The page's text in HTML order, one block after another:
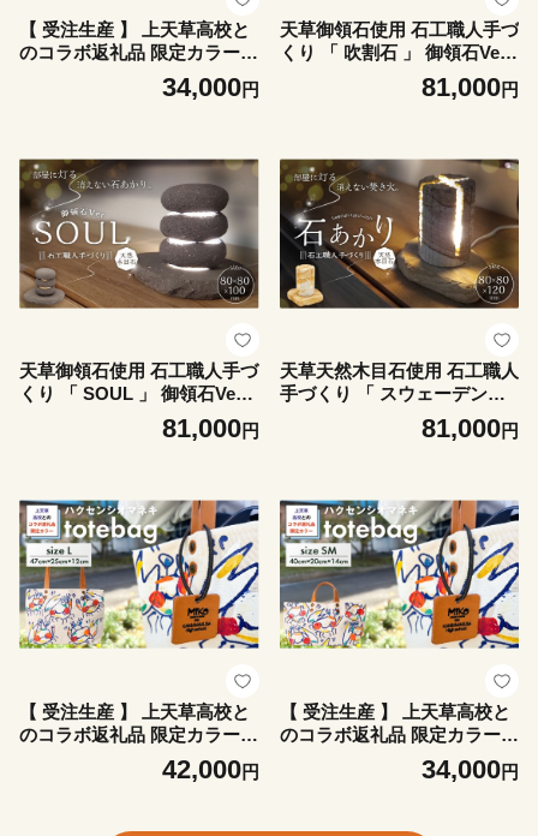
【 受注生産 】 上天草高校と
のコラボ返礼品 限定カラーハ
クセンシオマネキ totebagM
トートバッグ バッグ 鞄 上天
ァッション
34,000円
天草御領石使用 石工職人手づ
くり 「 吹割石 」 御領石Ver.
天草御領石 石 石職人 手づく
り 工芸品 インテリア 職人 癒
81,000円
天草御領石使用 石工職人手づ
くり 「 SOUL 」 御領石Ver.
天草御領石 石 石職人 手づく
り 工芸品 インテリア 職人 癒
81,000円
天草天然木目石使用 石工職人
手づくり 「 スウェーデント
ーチ風石あかり 」 天草木目
石 石 石職人 手づくり 工芸品
81,000円
【 受注生産 】 上天草高校と
のコラボ返礼品 限定カラーハ
クセンシオマネキ totebagL
トートバッグ バッグ 鞄 上天
42,000円
【 受注生産 】 上天草高校と
のコラボ返礼品 限定カラーハ
クセンシオマネキ totebagS
M トートバッグ バッグ 鞄 上
34,000円